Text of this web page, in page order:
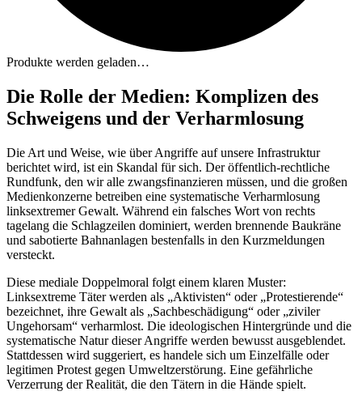
Produkte werden geladen…
Die Rolle der Medien: Komplizen des
Schweigens und der Verharmlosung
Die Art und Weise, wie über Angriffe auf unsere Infrastruktur
berichtet wird, ist ein Skandal für sich. Der öffentlich-rechtliche
Rundfunk, den wir alle zwangsfinanzieren müssen, und die großen
Medienkonzerne betreiben eine systematische Verharmlosung
linksextremer Gewalt. Während ein falsches Wort von rechts
tagelang die Schlagzeilen dominiert, werden brennende Baukräne
und sabotierte Bahnanlagen bestenfalls in den Kurzmeldungen
versteckt.
Diese mediale Doppelmoral folgt einem klaren Muster:
Linksextreme Täter werden als „Aktivisten“ oder „Protestierende“
bezeichnet, ihre Gewalt als „Sachbeschädigung“ oder „ziviler
Ungehorsam“ verharmlost. Die ideologischen Hintergründe und die
systematische Natur dieser Angriffe werden bewusst ausgeblendet.
Stattdessen wird suggeriert, es handele sich um Einzelfälle oder
legitimen Protest gegen Umweltzerstörung. Eine gefährliche
Verzerrung der Realität, die den Tätern in die Hände spielt.